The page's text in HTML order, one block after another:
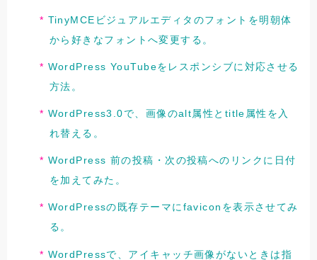
TinyMCEビジュアルエディタのフォントを明朝体
から好きなフォントへ変更する。
WordPress YouTubeをレスポンシブに対応させる
方法。
WordPress3.0で、画像のalt属性とtitle属性を入
れ替える。
WordPress 前の投稿・次の投稿へのリンクに日付
を加えてみた。
WordPressの既存テーマにfaviconを表示させてみ
る。
WordPressで、アイキャッチ画像がないときは指